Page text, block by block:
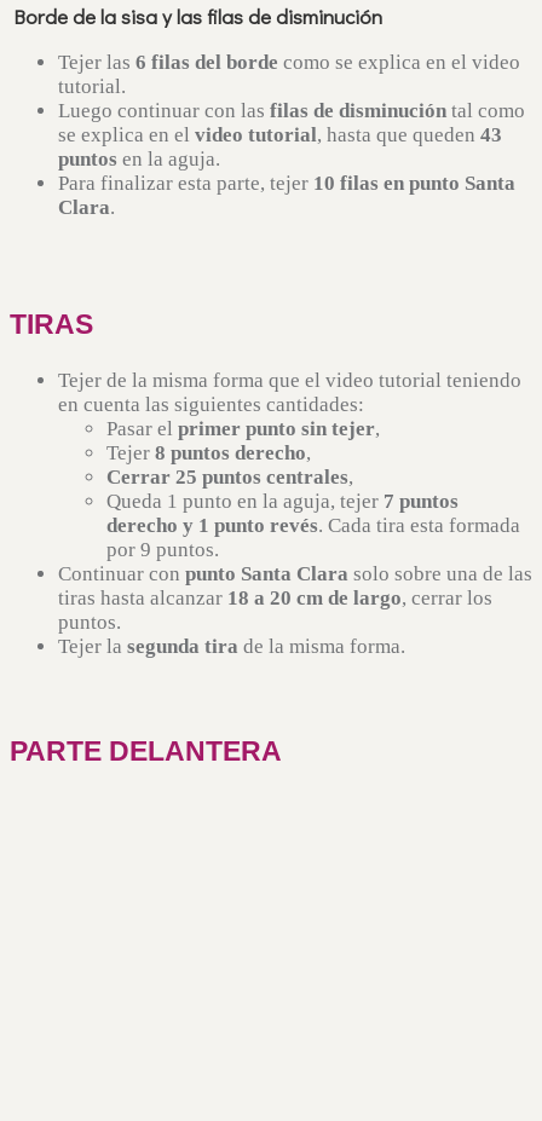
Borde de la sisa y las filas de disminución
Tejer las 6 filas del borde como se explica en el video
tutorial.
Luego continuar con las filas de disminución tal como
se explica en el video tutorial, hasta que queden 43
puntos en la aguja.
Para finalizar esta parte, tejer 10 filas en punto Santa
Clara.
TIRAS
Tejer de la misma forma que el video tutorial teniendo
en cuenta las siguientes cantidades:
Pasar el primer punto sin tejer,
Tejer 8 puntos derecho,
Cerrar 25 puntos centrales,
Queda 1 punto en la aguja, tejer 7 puntos
derecho y 1 punto revés. Cada tira esta formada
por 9 puntos.
Continuar con punto Santa Clara solo sobre una de las
tiras hasta alcanzar 18 a 20 cm de largo, cerrar los
puntos.
Tejer la segunda tira de la misma forma.
PARTE DELANTERA